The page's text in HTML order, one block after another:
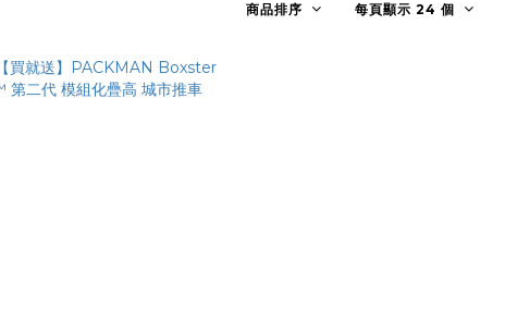
商品排序 每頁顯示 24 個